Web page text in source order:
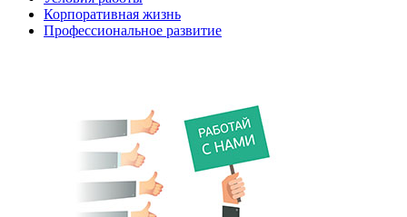
Корпоративная жизнь
Профессиональное развитие